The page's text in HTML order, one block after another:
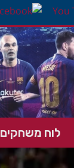
לוח משחקים 26/27